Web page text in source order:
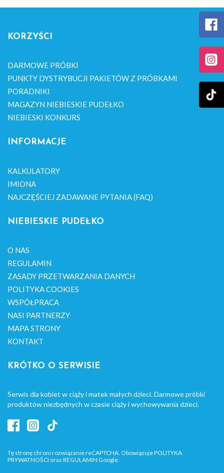
KORZYŚCI
DARMOWE PRÓBKI
PUNKTY DYSTRYBUCJI PAKIETÓW Z PRÓBKAMI
PORADNIKI
MAGAZYN NIEBIESKIE PUDEŁKO
NIEBIESKI KONKURS
INFORMACJE
KALKULATORY
IMIONA
NAJCZĘŚCIEJ ZADAWANE PYTANIA (FAQ)
NIEBIESKIE PUDEŁKO
O NAS
REGULAMIN
ZASADY PRZETWARZANIA DANYCH
POLITYKA COOKIES
WSPÓŁPRACA
NASI PARTNERZY
MAPA STRONY
KONTAKT
KRÓTKO O SERWISIE
Serwis dla kobiet w ciąży i matek małych dzieci. Darmowe próbki
produktów niezbędnych w czasie ciąży i wychowywania dzieci.
Tę stronę chroni rozwiązanie reCAPTCHA. ObowiązujePOLITYKA
PRYWATNOŚCI oraz REGULAMIN Google.